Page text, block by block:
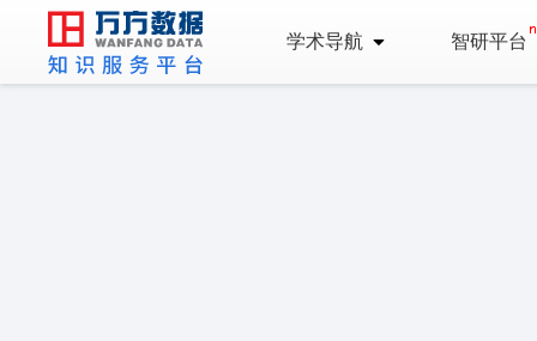
学术导航 智研平台